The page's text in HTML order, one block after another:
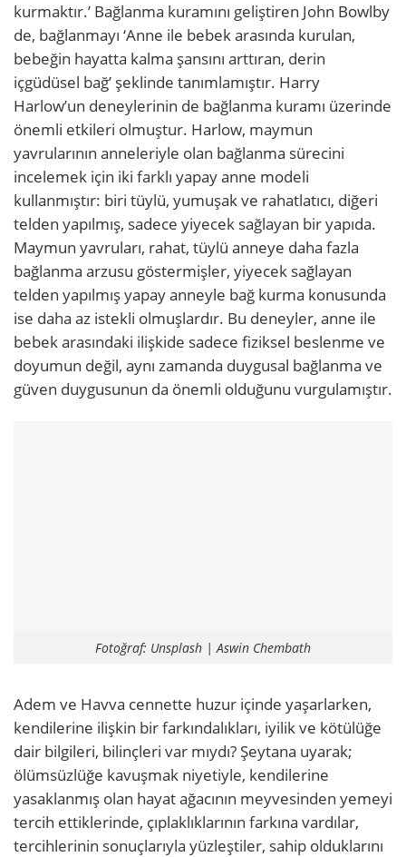
kurmaktır.’ Bağlanma kuramını geliştiren John Bowlby
de, bağlanmayı ‘Anne ile bebek arasında kurulan,
bebeğin hayatta kalma şansını arttıran, derin
içgüdüsel bağ’ şeklinde tanımlamıştır. Harry
Harlow’un deneylerinin de bağlanma kuramı üzerinde
önemli etkileri olmuştur. Harlow, maymun
yavrularının anneleriyle olan bağlanma sürecini
incelemek için iki farklı yapay anne modeli
kullanmıştır: biri tüylü, yumuşak ve rahatlatıcı, diğeri
telden yapılmış, sadece yiyecek sağlayan bir yapıda.
Maymun yavruları, rahat, tüylü anneye daha fazla
bağlanma arzusu göstermişler, yiyecek sağlayan
telden yapılmış yapay anneyle bağ kurma konusunda
ise daha az istekli olmuşlardır. Bu deneyler, anne ile
bebek arasındaki ilişkide sadece fiziksel beslenme ve
doyumun değil, aynı zamanda duygusal bağlanma ve
güven duygusunun da önemli olduğunu vurgulamıştır.
Fotoğraf: Unsplash | Aswin Chembath
Adem ve Havva cennette huzur içinde yaşarlarken,
kendilerine ilişkin bir farkındalıkları, iyilik ve kötülüğe
dair bilgileri, bilinçleri var mıydı? Şeytana uyarak;
ölümsüzlüğe kavuşmak niyetiyle, kendilerine
yasaklanmış olan hayat ağacının meyvesinden yemeyi
tercih ettiklerinde, çıplaklıklarının farkına vardılar,
tercihlerinin sonuçlarıyla yüzleştiler, sahip olduklarını